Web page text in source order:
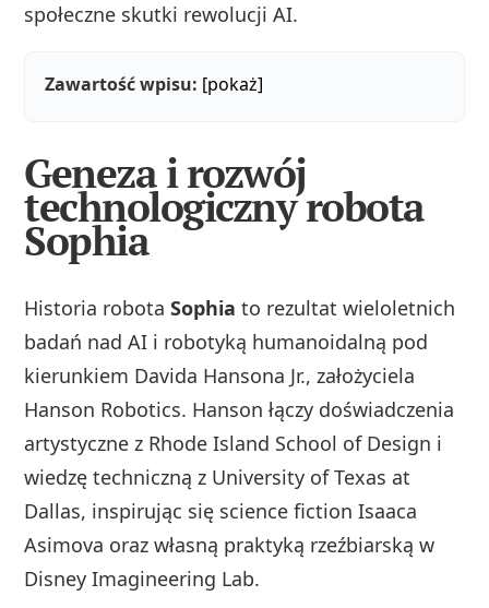
społeczne skutki rewolucji AI.
Zawartość wpisu: [pokaż]
Geneza i rozwój
technologiczny robota
Sophia
Historia robotaSophia to rezultat wieloletnich
badań nad AI i robotyką humanoidalną pod
kierunkiem Davida Hansona Jr., założyciela
Hanson Robotics. Hanson łączy doświadczenia
artystyczne z Rhode Island School of Design i
wiedzę techniczną z University of Texas at
Dallas, inspirując się science fiction Isaaca
Asimova oraz własną praktyką rzeźbiarską w
Disney Imagineering Lab.